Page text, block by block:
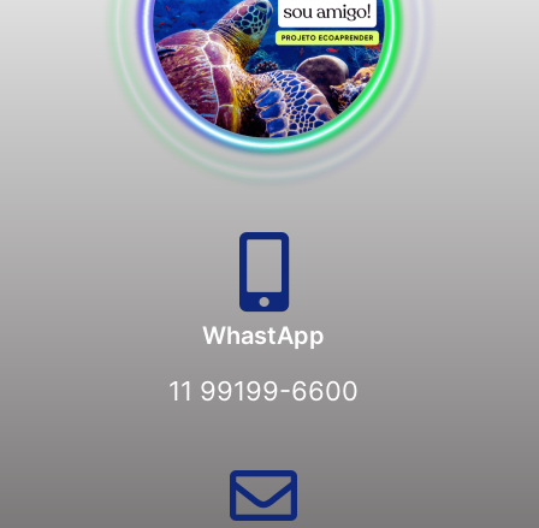
WhastApp
11 99199-6600